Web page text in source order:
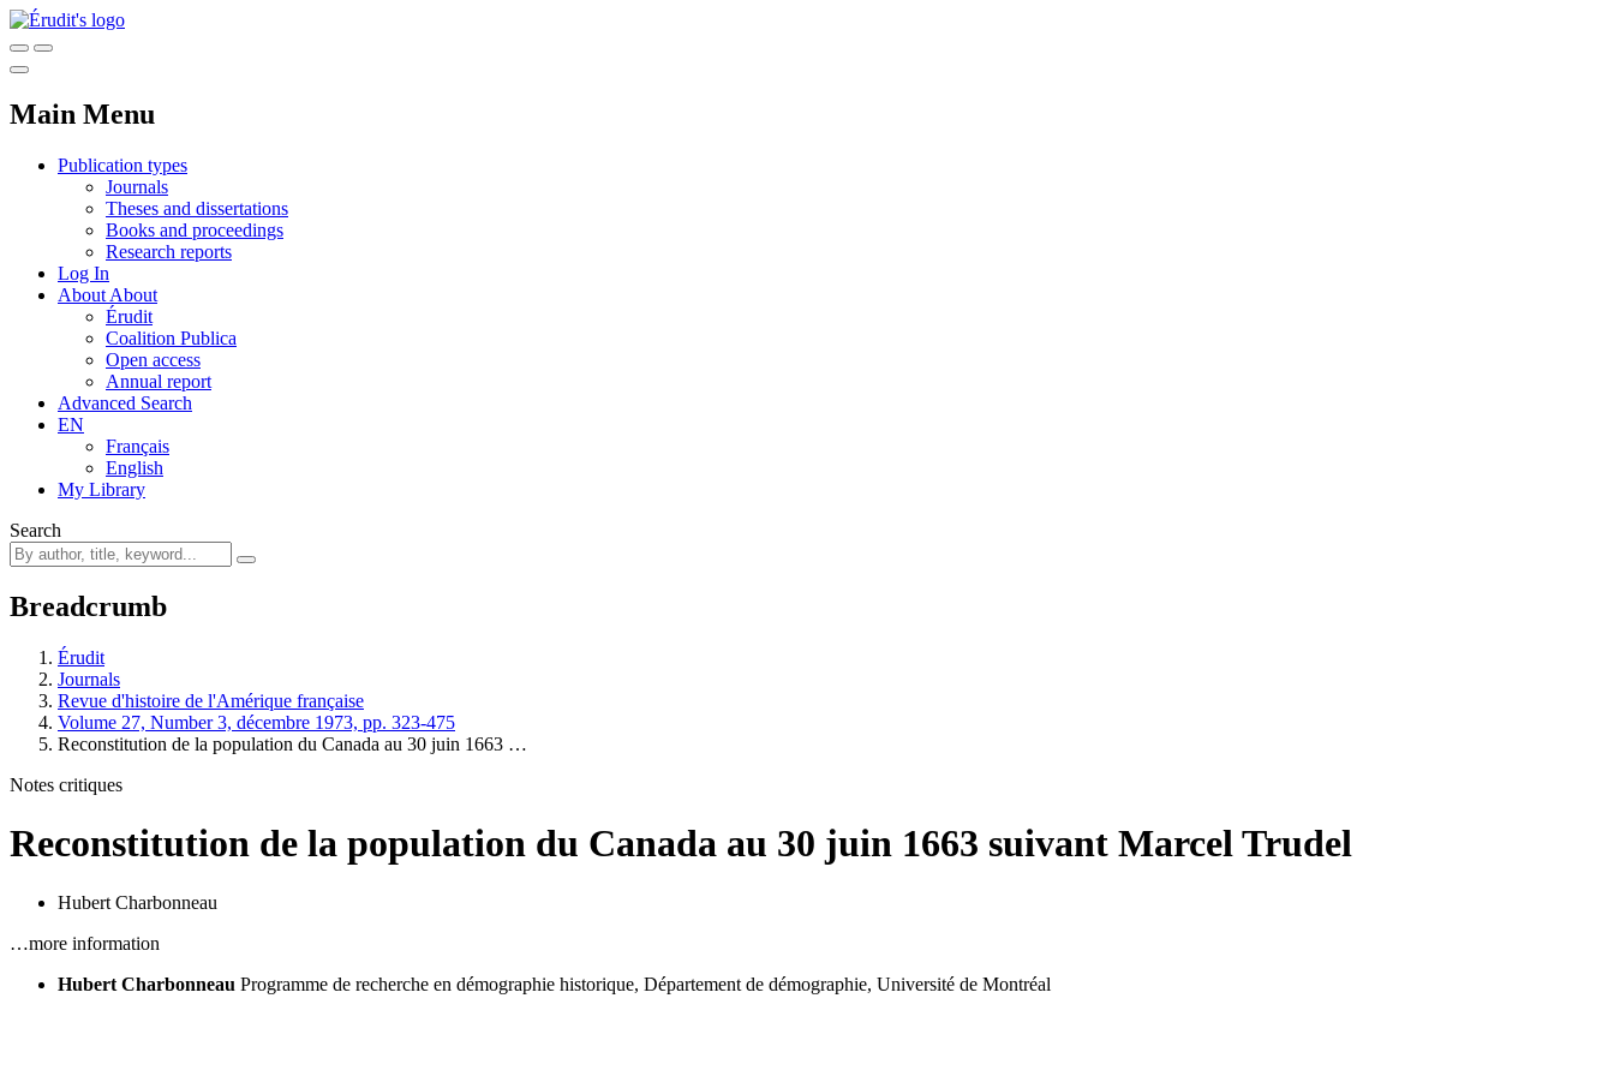
Main Menu
Publication types
Journals
Theses and dissertations
Books and proceedings
Research reports
Log In
About About
Érudit
Coalition Publica
Open access
Annual report
Advanced Search
EN
Français
English
My Library
Search
Breadcrumb
Érudit
Journals
Revue d'histoire de l'Amérique française
Volume 27, Number 3, décembre 1973, pp. 323-475
Reconstitution de la population du Canada au 30 juin 1663 …
Notes critiques
Reconstitution de la population du Canada au 30 juin 1663 suivant Marcel Trudel
Hubert Charbonneau
…more information
Hubert Charbonneau Programme de recherche en démographie historique, Département de démographie, Université de Montréal